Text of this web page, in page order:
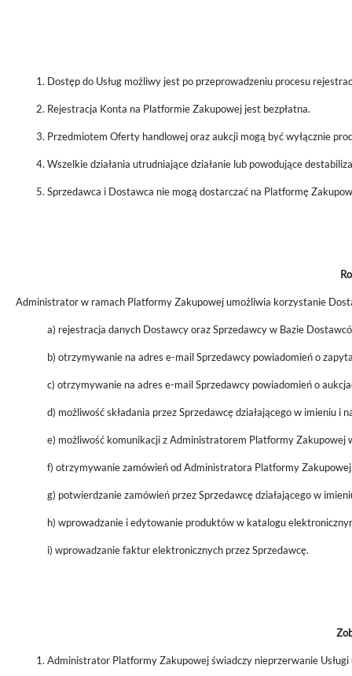
Dostęp do Usług możliwy jest po przeprowadzeniu procesu
Rejestracja Konta na Platformie Zakupowej jest bezpłatna.
Przedmiotem Oferty handlowej oraz aukcji mogą być wyłącznie
Wszelkie działania utrudniające działanie lub powodujące
Sprzedawca i Dostawca nie mogą dostarczać na Platformę
Administrator w ramach Platformy Zakupowej umożliwia korzystanie
a) rejestracja danych Dostawcy oraz Sprzedawcy w Bazie
b) otrzymywanie na adres e-mail Sprzedawcy powiadomień o
c) otrzymywanie na adres e-mail Sprzedawcy powiadomień o
d) możliwość składania przez Sprzedawcę działającego w
e) możliwość komunikacji z Administratorem Platformy Zakupowej
f) otrzymywanie zamówień od Administratora Platformy
g) potwierdzanie zamówień przez Sprzedawcę działającego w
h) wprowadzanie i edytowanie produktów w katalogu
i) wprowadzanie faktur elektronicznych przez Sprzedawcę.
Administrator Platformy Zakupowej świadczy nieprzerwanie